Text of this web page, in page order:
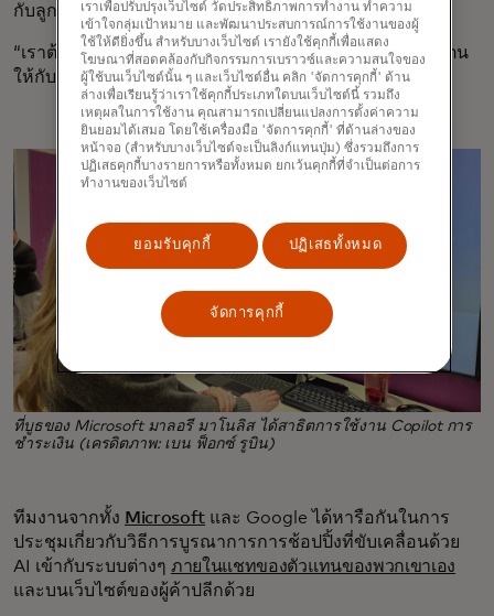
กับลูกค้าได้ แม้ในโลกยุคใหม่ของการแชทด้วย AI ก็ตาม
“เราต้องการให้พ่อค้าทั้งใหญ่หรือเล็ก แสดงผลิตภัณฑ์ของตน
ให้กับผู้ใช้ Copilot หลายล้านคน” เธอกล่าว
ที่บูธของ Microsoft มาลอรี มาโนลิส ได้สาธิตการใช้งาน Copilot การ
ชำระเงิน (เครดิตภาพ: เบน ฟ็อกซ์ รูบิน)
ทีมงานจากทั้ง Microsoft และ Google ได้หารือกันในการ
ประชุมเกี่ยวกับวิธีการบูรณาการการช้อปปิ้งที่ขับเคลื่อนด้วย
AI เข้ากับระบบต่างๆ ภายในแชทของตัวแทนของพวกเขาเอง
และบนเว็บไซต์ของผู้ค้าปลีกด้วย
เราเพื่อปรับปรุงเว็บไซต์ วัดประสิทธิภาพการทำงาน ทำความ
เข้าใจกลุ่มเป้าหมาย และพัฒนาประสบการณ์การใช้งานของผู้
ใช้ให้ดียิ่งขึ้น สำหรับบางเว็บไซต์ เรายังใช้คุกกี้เพื่อแสดง
โฆษณาที่สอดคล้องกับกิจกรรมการเบราวซ์และความสนใจของ
ผู้ใช้บนเว็บไซต์นั้น ๆ และเว็บไซต์อื่น คลิก 'จัดการคุกกี้' ด้าน
ล่างเพื่อเรียนรู้ว่าเราใช้คุกกี้ประเภทใดบนเว็บไซต์นี้ รวมถึง
เหตุผลในการใช้งาน คุณสามารถเปลี่ยนแปลงการตั้งค่าความ
ยินยอมได้เสมอ โดยใช้เครื่องมือ 'จัดการคุกกี้' ที่ด้านล่างของ
หน้าจอ (สำหรับบางเว็บไซต์จะเป็นลิงก์แทนปุ่ม) ซึ่งรวมถึงการ
ปฏิเสธคุกกี้บางรายการหรือทั้งหมด ยกเว้นคุกกี้ที่จำเป็นต่อการ
ทำงานของเว็บไซต์
ยอมรับคุกกี้ ปฏิเสธทั้งหมด
จัดการคุกกี้